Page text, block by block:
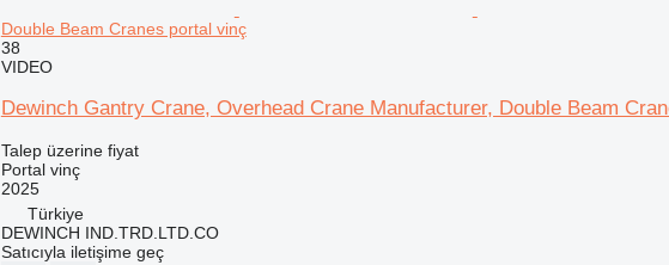
Double Beam Cranes portal vinç
38
VIDEO
Dewinch Gantry Crane, Overhead Crane Manufacturer, Double Beam
Talep üzerine fiyat
Portal vinç
2025
Türkiye
DEWINCH IND.TRD.LTD.CO
Satıcıyla iletişime geç